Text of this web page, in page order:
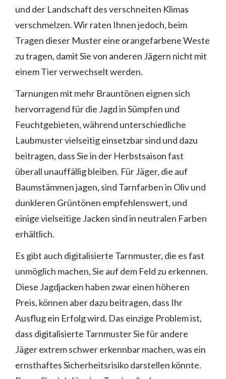
und der Landschaft des verschneiten Klimas
verschmelzen. Wir raten Ihnen jedoch, beim
Tragen dieser Muster eine orangefarbene Weste
zu tragen, damit Sie von anderen Jägern nicht mit
einem Tier verwechselt werden.
Tarnungen mit mehr Brauntönen eignen sich
hervorragend für die Jagd in Sümpfen und
Feuchtgebieten, während unterschiedliche
Laubmuster vielseitig einsetzbar sind und dazu
beitragen, dass Sie in der Herbstsaison fast
überall unauffällig bleiben. Für Jäger, die auf
Baumstämmen jagen, sind Tarnfarben in Oliv und
dunkleren Grüntönen empfehlenswert, und
einige vielseitige Jacken sind in neutralen Farben
erhältlich.
Es gibt auch digitalisierte Tarnmuster, die es fast
unmöglich machen, Sie auf dem Feld zu erkennen.
Diese Jagdjacken haben zwar einen höheren
Preis, können aber dazu beitragen, dass Ihr
Ausflug ein Erfolg wird. Das einzige Problem ist,
dass digitalisierte Tarnmuster Sie für andere
Jäger extrem schwer erkennbar machen, was ein
ernsthaftes Sicherheitsrisiko darstellen könnte.